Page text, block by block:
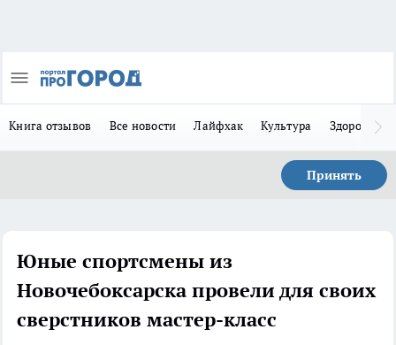
Книга отзывов Все новости Лайфхак Культура Здоровье
Принять
Юные спортсмены из
Новочебоксарска провели для своих
сверстников мастер-класс